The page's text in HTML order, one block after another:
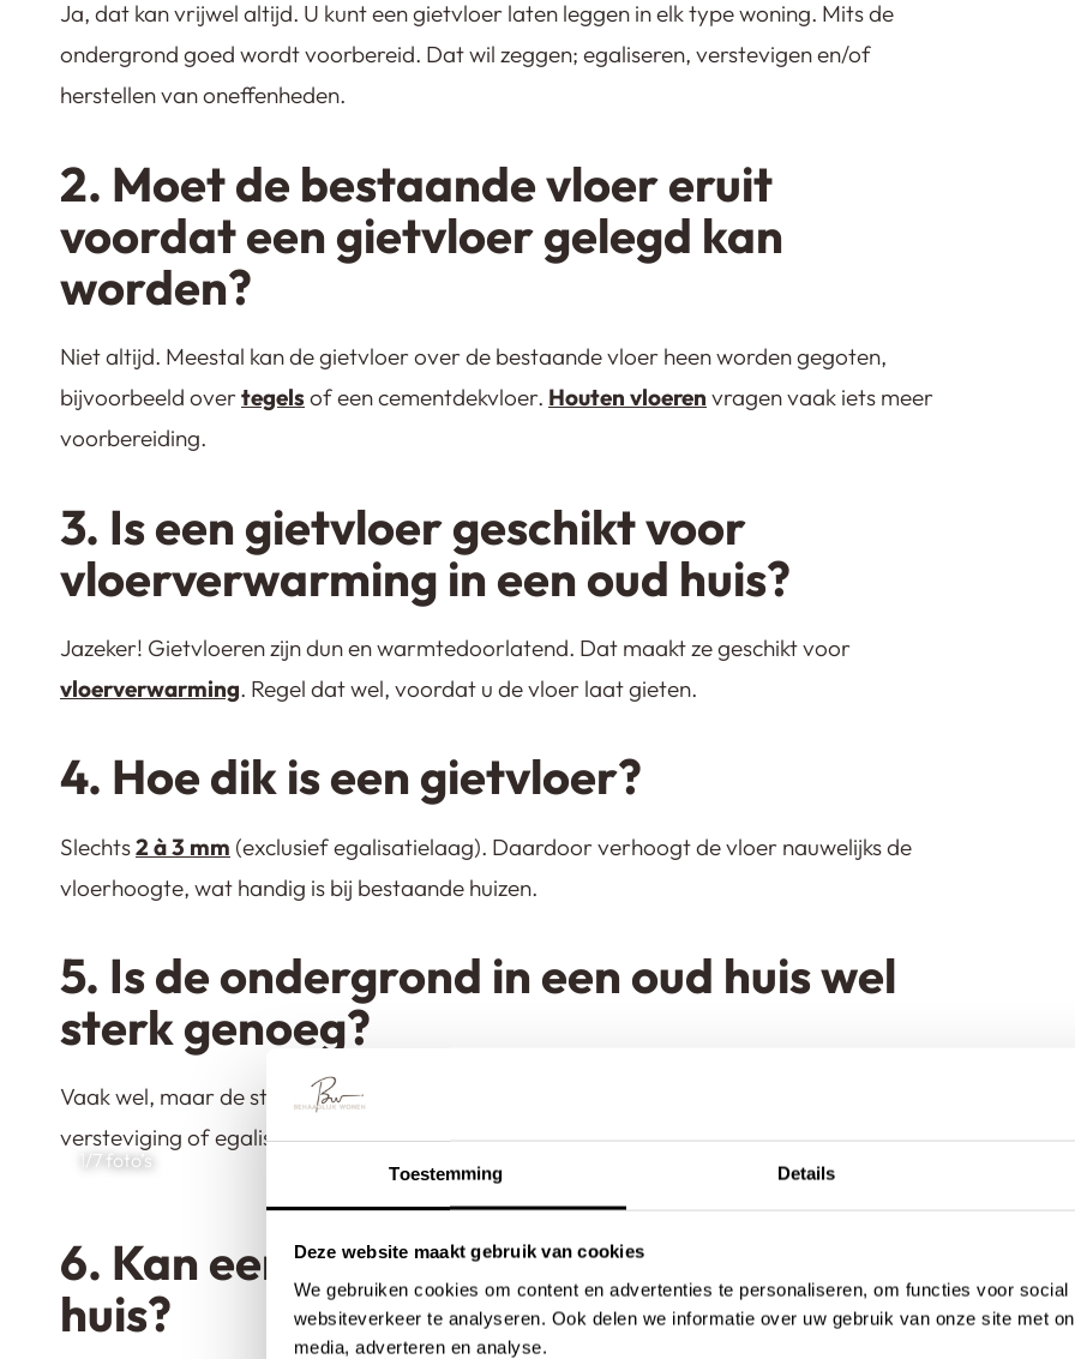
Toestemming Details
Deze website maakt gebruik van cookies
We gebruiken cookies om content en advertenties te personaliseren, om functies voor
websiteverkeer te analyseren. Ook delen we informatie over uw gebruik van onze site met
media, adverteren en analyse.
Ja, dat kan vrijwel altijd. U kunt een gietvloer laten leggen in elk type woning. Mits de
ondergrond goed wordt voorbereid. Dat wil zeggen; egaliseren, verstevigen en/of
herstellen van oneffenheden.
2. Moet de bestaande vloer eruit
voordat een gietvloer gelegd kan
worden?
Niet altijd. Meestal kan de gietvloer over de bestaande vloer heen worden gegoten,
bijvoorbeeld overtegelsof een cementdekvloer. Houten vloeren vragen vaak iets meer
voorbereiding.
3. Is een gietvloer geschikt voor
vloerverwarming in een oud huis?
Jazeker! Gietvloeren zijn dun en warmtedoorlatend. Dat maakt ze geschikt voor
vloerverwarming. Regel dat wel, voordat u de vloer laat gieten.
4. Hoe dik is een gietvloer?
Slechts2 à 3 mm (exclusief egalisatielaag). Daardoor verhoogt de vloer nauwelijks de
vloerhoogte, wat handig is bij bestaande huizen.
5. Is de ondergrond in een oud huis wel
sterk genoeg?
Vaak wel, maar de staat van de ondervloer bepaalt wat er moet gebeuren. Soms is
versteviging of egalisatie nodig om scheurvorming te voorkomen.
/7 foto’s
6. Kan een gietvloer scheuren in een oud
huis?